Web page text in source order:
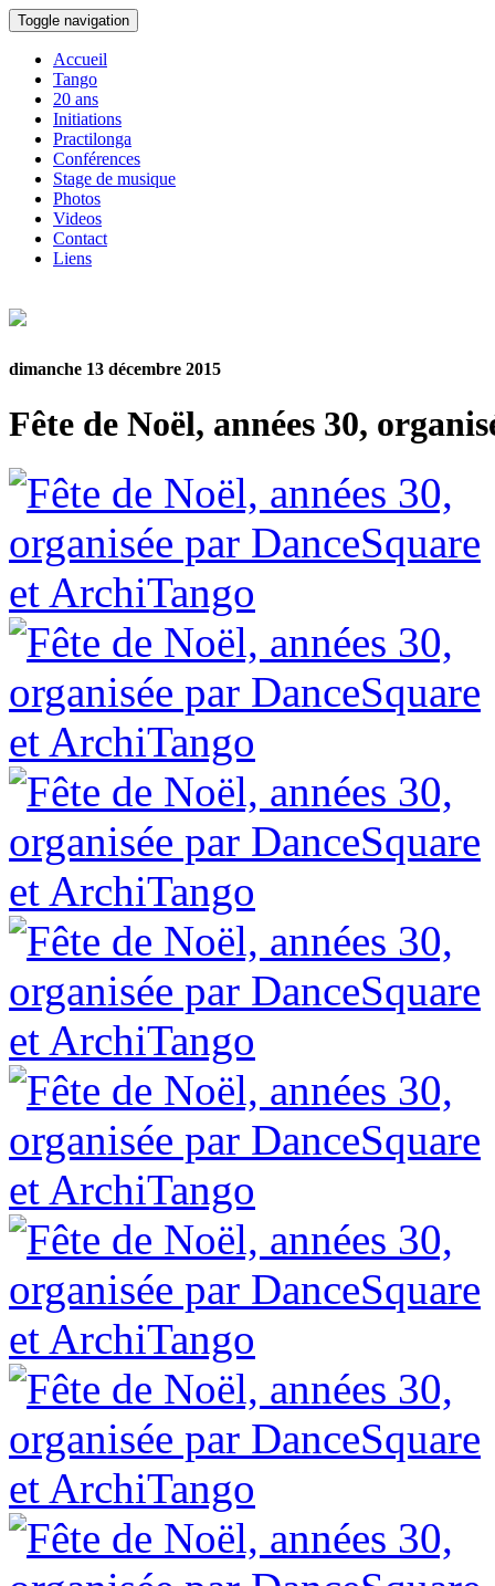
Toggle navigation
Accueil
Tango
20 ans
Initiations
Practilonga
Conférences
Stage de musique
Photos
Videos
Contact
Liens
dimanche 13 décembre 2015
Fête de Noël, années 30,